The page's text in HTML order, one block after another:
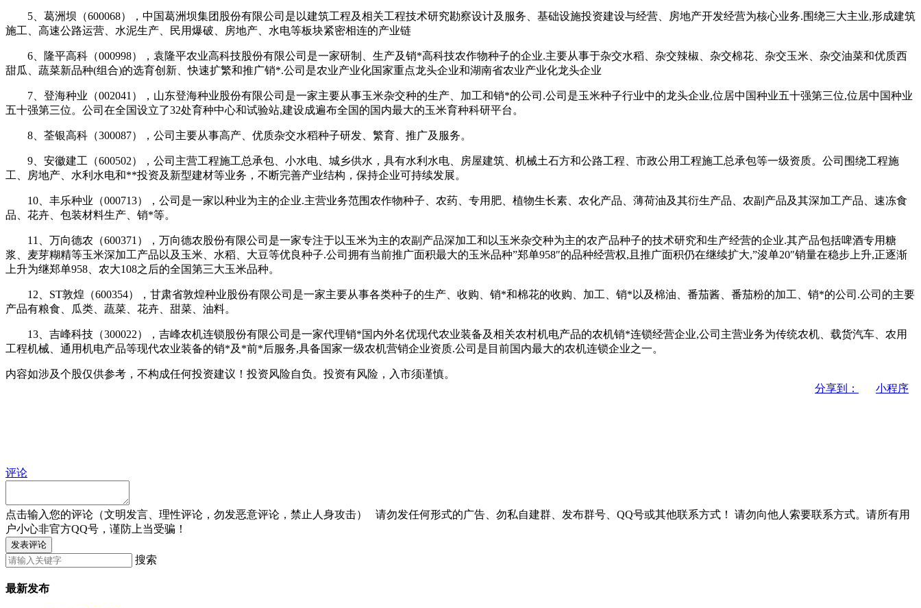
5、葛洲坝（600068），中国葛洲坝集团股份有限公司是以建筑工程及相关工程技术研究勘察设计及服务、基础设施投资建设与经营、房地产开发经营为核心业务.围绕三大主业,形成建筑
施工、高速公路运营、水泥生产、民用爆破、房地产、水电等板块紧密相连的产业链
6、隆平高科（000998），袁隆平农业高科技股份有限公司是一家研制、生产及销*高科技农作物种子的企业.主要从事于杂交水稻、杂交辣椒、杂交棉花、杂交玉米、杂交油菜和优质西
甜瓜、蔬菜新品种(组合)的选育创新、快速扩繁和推广销*.公司是农业产业化国家重点龙头企业和湖南省农业产业化龙头企业
7、登海种业（002041），山东登海种业股份有限公司是一家主要从事玉米杂交种的生产、加工和销*的公司.公司是玉米种子行业中的龙头企业,位居中国种业五十强第三位,位居中国种业
五十强第三位。公司在全国设立了32处育种中心和试验站,建设成遍布全国的国内最大的玉米育种科研平台。
8、荃银高科（300087），公司主要从事高产、优质杂交水稻种子研发、繁育、推广及服务。
9、安徽建工（600502），公司主营工程施工总承包、小水电、城乡供水，具有水利水电、房屋建筑、机械土石方和公路工程、市政公用工程施工总承包等一级资质。公司围绕工程施
工、房地产、水利水电和**投资及新型建材等业务，不断完善产业结构，保持企业可持续发展。
10、丰乐种业（000713），公司是一家以种业为主的企业.主营业务范围农作物种子、农药、专用肥、植物生长素、农化产品、薄荷油及其衍生产品、农副产品及其深加工产品、速冻食
品、花卉、包装材料生产、销*等。
11、万向德农（600371），万向德农股份有限公司是一家专注于以玉米为主的农副产品深加工和以玉米杂交种为主的农产品种子的技术研究和生产经营的企业.其产品包括啤酒专用糖
浆、麦芽糊精等玉米深加工产品以及玉米、水稻、大豆等优良种子.公司拥有当前推广面积最大的玉米品种”郑单958″的品种经营权,且推广面积仍在继续扩大,”浚单20″销量在稳步上升,正逐渐
上升为继郑单958、农大108之后的全国第三大玉米品种。
12、ST敦煌（600354），甘肃省敦煌种业股份有限公司是一家主要从事各类种子的生产、收购、销*和棉花的收购、加工、销*以及棉油、番茄酱、番茄粉的加工、销*的公司.公司的主要
产品有粮食、瓜类、蔬菜、花卉、甜菜、油料。
13、吉峰科技（300022），吉峰农机连锁股份有限公司是一家代理销*国内外名优现代农业装备及相关农村机电产品的农机销*连锁经营企业,公司主营业务为传统农机、载货汽车、农用
工程机械、通用机电产品等现代农业装备的销*及*前*后服务,具备国家一级农机营销企业资质.公司是目前国内最大的农机连锁企业之一。
内容如涉及个股仅供参考，不构成任何投资建议！投资风险自负。投资有风险，入市须谨慎。
分享到：
小程序
评论
点击输入您的评论（文明发言、理性评论，勿发恶意评论，禁止人身攻击） 请勿发任何形式的广告、勿私自建群、发布群号、QQ号或其他联系方式！
请勿向他人索要联系方式。请所有用
户小心非官方QQ号，谨防上当受骗！
发表评论
搜索
最新发布